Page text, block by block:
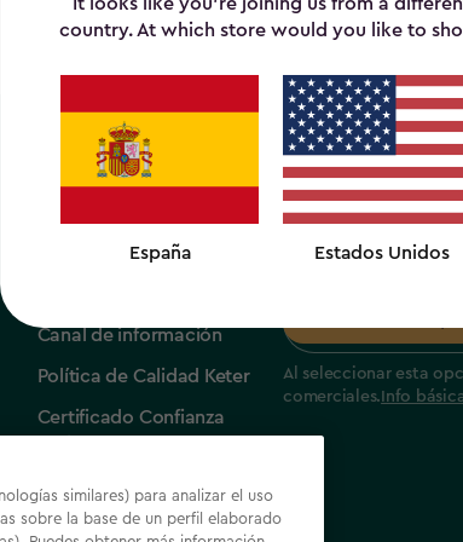
country. At which store would you like to
España Estados Unidos
Sobre nosotros
Canal de información
Política de Calidad Keter
Certificado Confianza
Newsletter
Dirección de
Al seleccionar esta
comerciales. Info
similares) para analizar el uso
sobre la base de un perfil elaborado